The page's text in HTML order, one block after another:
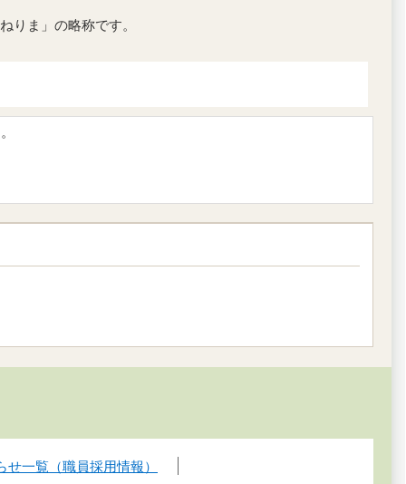
りま」の略称です。
せ一覧（職員採用情報）